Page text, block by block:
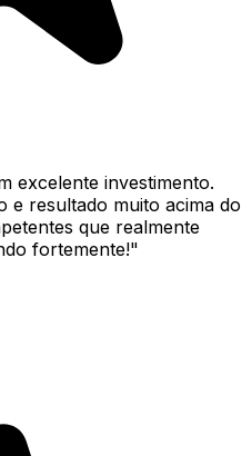
excelente investimento.
e resultado muito acima do
que realmente
fortemente!"